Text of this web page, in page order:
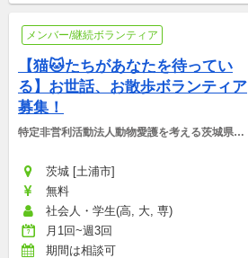
メンバー/継続ボランティア
【猫🐱たちがあなたを待ってい
る】お世話、お散歩ボランティア
募集！
特定非営利活動法人動物愛護を考える茨城県民
茨城 [土浦市]
無料
社会人・学生(高, 大, 専)
月1回~週3回
期間は相談可